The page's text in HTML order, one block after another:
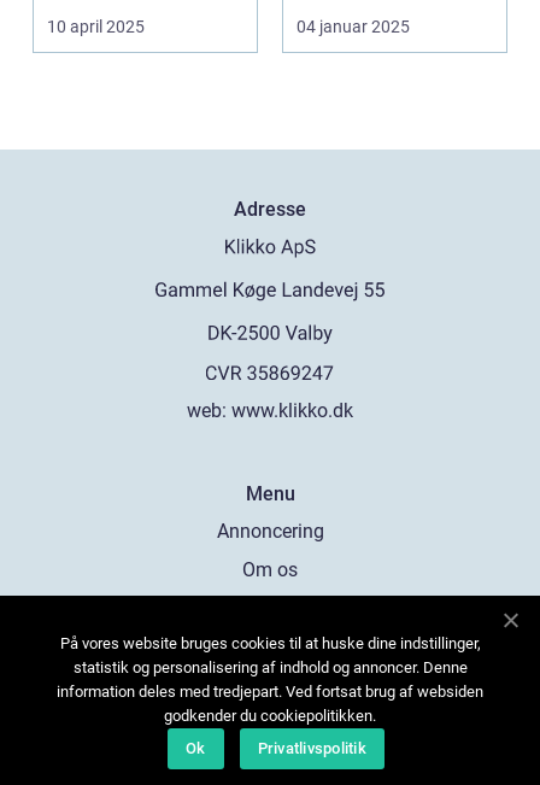
Især i S...
10 april 2025
ven for bilen...
04 januar 2025
Adresse
web: www.klikko.dk
Menu
Annoncering
Om os
Kontakt os
Sitemap
På vores website bruges cookies til at huske dine indstillinger,
statistik og personalisering af indhold og annoncer. Denne
information deles med tredjepart. Ved fortsat brug af websiden
godkender du cookiepolitikken.
Ok
Privatlivspolitik